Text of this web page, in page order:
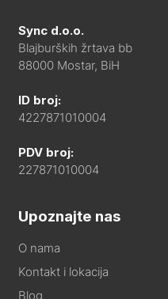
Sync d.o.o.
Blajburških žrtava bb
88000 Mostar, BiH
ID broj:
4227871010004
PDV broj:
227871010004
Upoznajte nas
O nama
Kontakt i lokacija
Blog